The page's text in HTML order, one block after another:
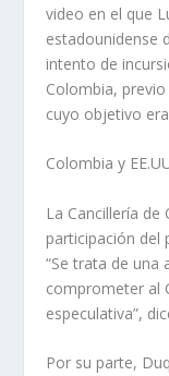
video en el que
estadounidense
intento de
Colombia,
cuyo objetivo
Colombia y
La Cancillería
participación del
“Se trata de una
comprometer al
especulativa”,
Por su parte,